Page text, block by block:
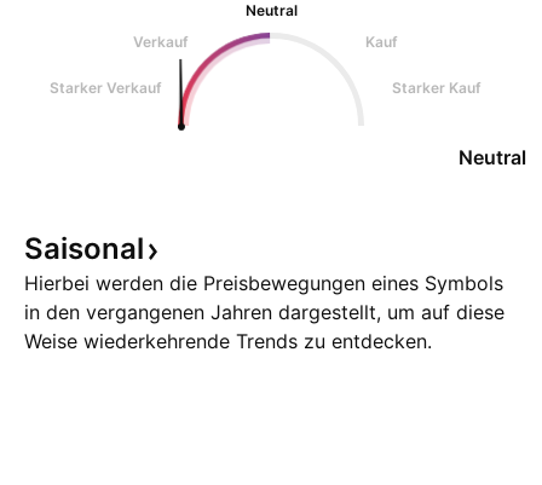
Neutral
Verkauf
Kauf
Starker Verkauf Starker Kauf
Neutral
Saisonal
Hierbei werden die Preisbewegungen eines Symbols
in den vergangenen Jahren dargestellt, um auf diese
Weise wiederkehrende Trends zu entdecken.